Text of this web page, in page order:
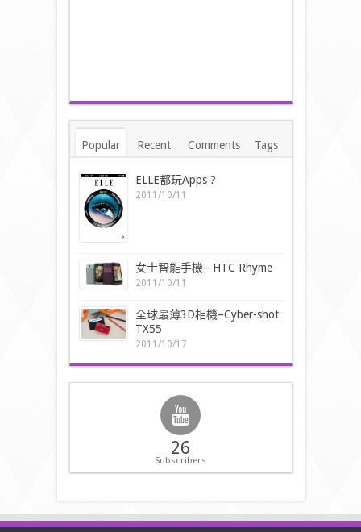
Popular Recent Comments Tags
ELLE都玩Apps ?
2011/10/11
女士智能手機– HTC Rhyme
2011/10/11
全球最薄3D相機–Cyber-shot
TX55
2011/10/17
26
Subscribers